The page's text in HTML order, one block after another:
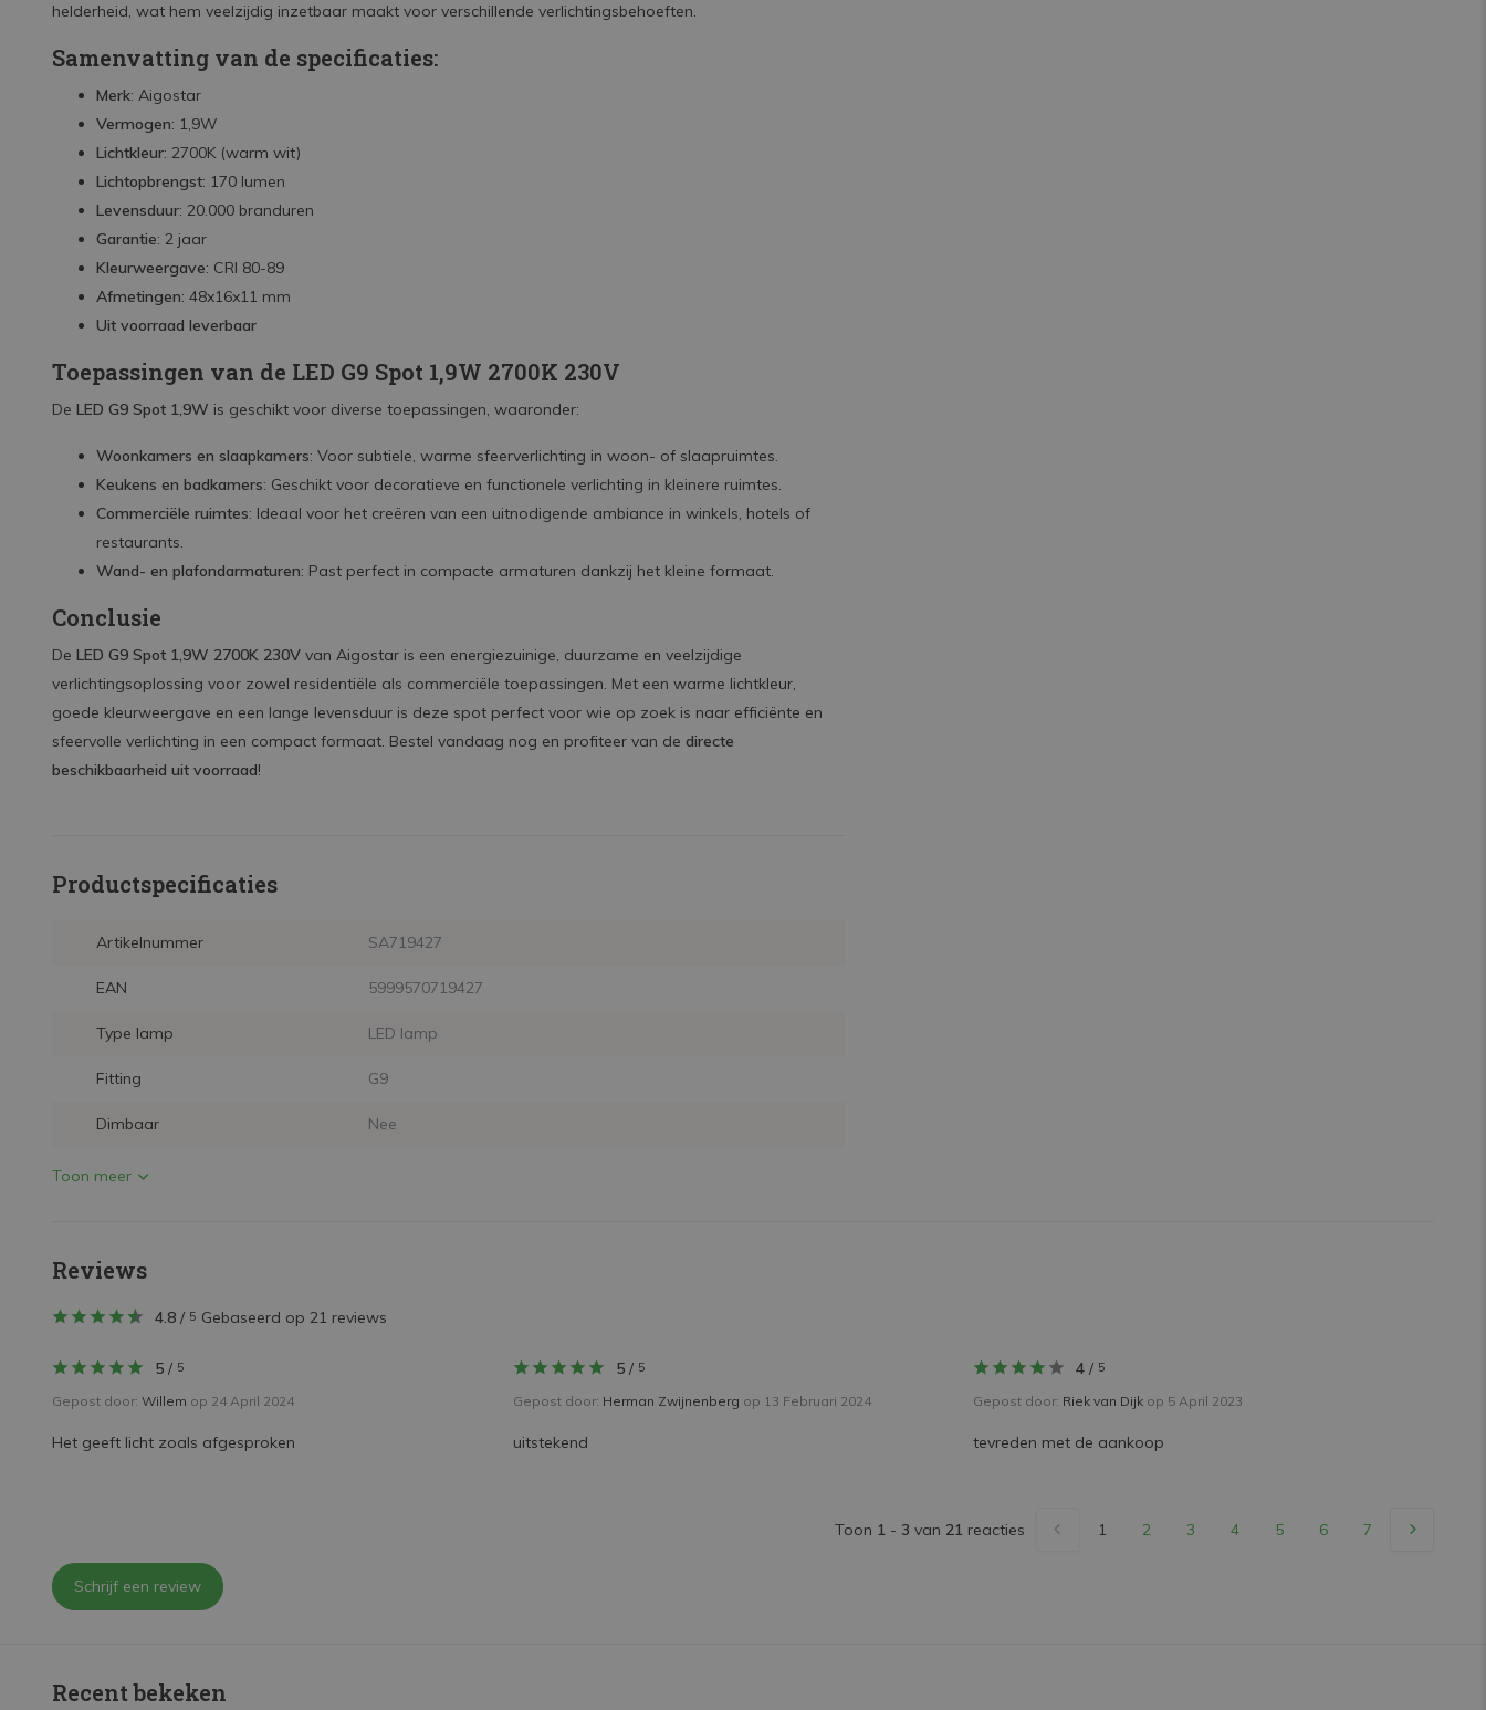
helderheid, wat hem veelzijdig inzetbaar maakt voor verschillende verlichtingsbehoeften.
Samenvatting van de specificaties:
Merk: Aigostar
Vermogen: 1,9W
Lichtkleur: 2700K (warm wit)
Lichtopbrengst: 170 lumen
Levensduur: 20.000 branduren
Garantie: 2 jaar
Kleurweergave: CRI 80-89
Afmetingen: 48x16x11 mm
Uit voorraad leverbaar
Toepassingen van de LED G9 Spot 1,9W 2700K 230V
De LED G9 Spot 1,9W is geschikt voor diverse toepassingen, waaronder:
Woonkamers en slaapkamers: Voor subtiele, warme sfeerverlichting in woon- of slaapruimtes.
Keukens en badkamers: Geschikt voor decoratieve en functionele verlichting in kleinere ruimtes.
Commerciële ruimtes: Ideaal voor het creëren van een uitnodigende ambiance in winkels, hotels of
restaurants.
Wand- en plafondarmaturen: Past perfect in compacte armaturen dankzij het kleine formaat.
Conclusie
De LED G9 Spot 1,9W 2700K 230V van Aigostar is een energiezuinige, duurzame en veelzijdige
verlichtingsoplossing voor zowel residentiële als commerciële toepassingen. Met een warme lichtkleur,
goede kleurweergave en een lange levensduur is deze spot perfect voor wie op zoek is naar efficiënte en
sfeervolle verlichting in een compact formaat. Bestel vandaag nog en profiteer van de directe
beschikbaarheid uit voorraad!
Productspecificaties
Artikelnummer SA719427
EAN 5999570719427
Type lamp LED lamp
Fitting G9
Dimbaar Nee
Toon meer
Reviews
4.8 / 5 Gebaseerd op 21 reviews
5 / 5
Gepost door: Willem op 24 April 2024
Het geeft licht zoals afgesproken
5/ 5
Gepost door: Herman Zwijnenberg op 13 Februari 2024
uitstekend
4 / 5
Gepost door: Riek van Dijk op 5 April 2023
tevreden met de aankoop
Toon 1 - 3 van 21 reacties 1 2 3 4 5 6 7
Schrijf een review
Recent bekeken